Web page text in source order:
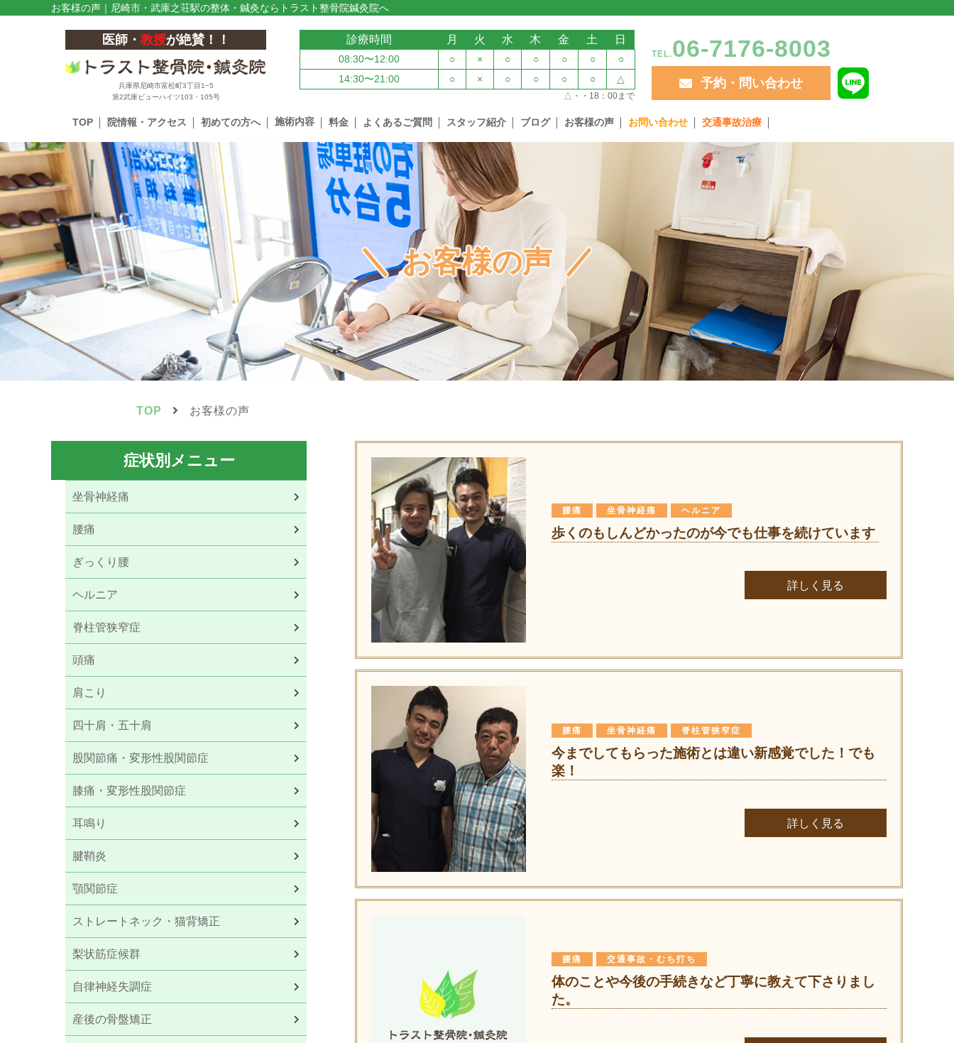
お客様の声｜尼崎市・武庫之荘駅の整体・鍼灸ならトラスト整骨院鍼灸院へ
医師・ 教授が絶賛！！
兵庫県尼崎市富松町3丁目1−5
第2武庫ビューハイツ103・105号
診療時間 月 火 水 木 金 土 日
08:30〜12:00 ○ × ○ ○ ○ ○
○
14:30〜21:00
○ × ○ ○ ○ ○ △
△・・18：00まで
TEL.06-7176-8003
予約・問い合わせ
TOP 院情報・アクセス 初めての方へ 施術内容 料金 よくあるご質問 スタッフ紹介 ブログ お客様の声 お問い合わせ 交通事故治療
お客様の声
TOP お客様の声
腰痛 坐骨神経痛 ヘルニア
歩くのもしんどかったのが今でも仕事を続けています
詳しく見る
腰痛 坐骨神経痛 脊柱管狭窄症
今までしてもらった施術とは違い新感覚でした！でも
楽！
詳しく見る
腰痛 交通事故・むち打ち
体のことや今後の手続きなど丁寧に教えて下さりまし
た。
症状別メニュー
坐骨神経痛
腰痛
ぎっくり腰
ヘルニア
脊柱管狭窄症
頭痛
肩こり
四十肩・五十肩
股関節痛・変形性股関節症
膝痛・変形性股関節症
耳鳴り
腱鞘炎
顎関節症
ストレートネック・猫背矯正
梨状筋症候群
自律神経失調症
産後の骨盤矯正